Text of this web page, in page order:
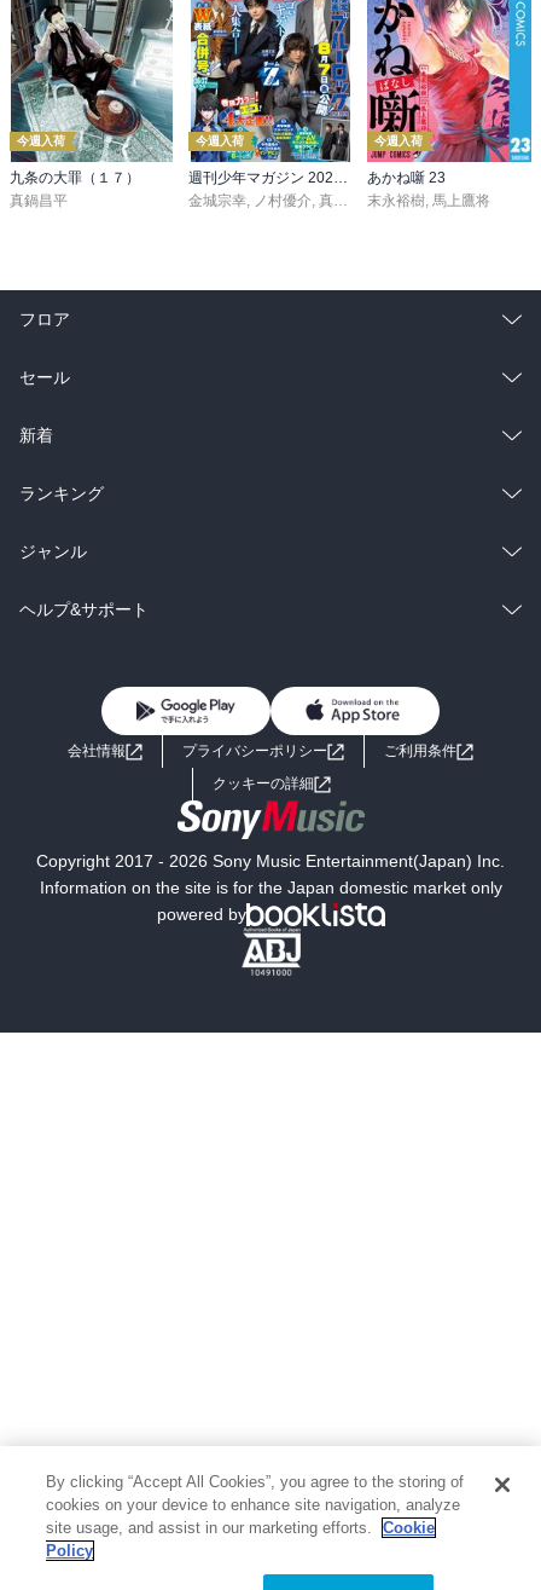
今週入荷
九条の大罪（１７）
真鍋昌平
今週入荷
週刊少年マガジン 2026年36・37号[2026年8月5日発売]
金城宗幸, ノ村優介, 真島ヒロ ,宮島礼吏,新川直司
今週入荷
あかね噺 23
末永裕樹, 馬上鷹将
フロア
総合
ラノベ
雑誌・グラビア
BL・TL
セール
総合
ラノベ
雑誌・グラビア
BL・TL
新着
総合
ラノベ
雑誌・グラビア
ランキング
総合
ラノベ
ジャンル
コミック
ライトノベル 男子向けラノベ
小説
海外小説
ミステリー SF
文学
芸術・アート 映画・音楽・演劇
写真集 教養
医学・福祉
ヘルプ&サポート
よくあるご質問 お問い合わせ
会社情報 プライバシーポリシー
ご利用条件
クッキーの詳細
Copyright 2017 - 2026 Sony Music Entertainment(Japan) Inc.
Information on the site is for the Japan domestic market only
powered by
By clicking “Accept All Cookies”, you agree to the storing of
cookies on your device to enhance site navigation, analyze
site usage, and assist in our marketing efforts.
Cookie
Policy